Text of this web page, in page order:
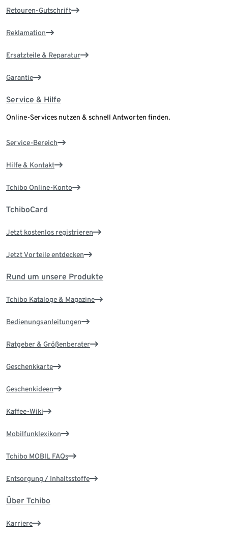
Retouren-Gutschrift
Reklamation
Ersatzteile & Reparatur
Garantie
Service & Hilfe
Online-Services nutzen & schnell Antworten finden.
Service-Bereich
Hilfe & Kontakt
Tchibo Online-Konto
TchiboCard
Jetzt kostenlos registrieren
Jetzt Vorteile entdecken
Rund um unsere Produkte
Tchibo Kataloge & Magazine
Bedienungsanleitungen
Ratgeber & Größenberater
Geschenkkarte
Geschenkideen
Kaffee-Wiki
Mobilfunklexikon
Tchibo MOBIL FAQs
Entsorgung / Inhaltsstoffe
Über Tchibo
Karriere